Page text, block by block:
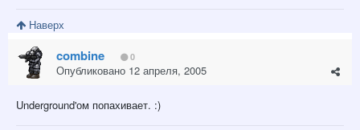
Наверх
combine 0
Опубликовано 12 апреля, 2005
Underground'ом попахивает. :)